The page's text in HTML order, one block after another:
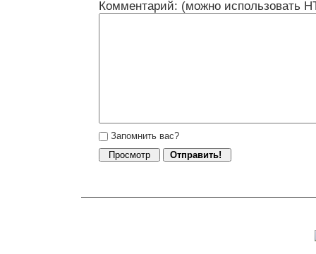
Комментарий: (можно использовать
Запомнить вас?